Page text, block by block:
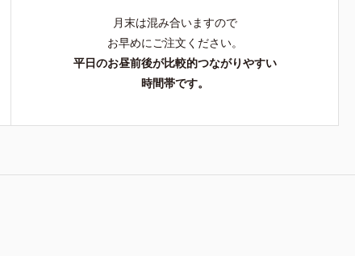
月末は混み合いますので
お早めにご注文ください。
平日のお昼前後が比較的つながりやすい
時間帯です。